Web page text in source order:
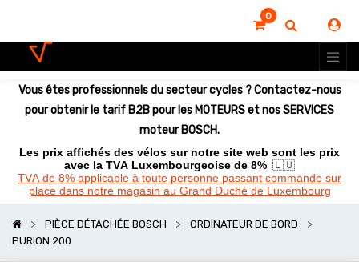
0
Vous êtes professionnels du secteur cycles ? Contactez-nous
pour obtenir le tarif B2B pour les MOTEURS et nos SERVICES
moteur BOSCH.
Les prix affichés des vélos sur notre site web sont les prix
avec la TVA Luxembourgeoise de 8% 🇱🇺
TVA de 8% applicable à toute personne passant commande sur
place dans notre magasin au Grand Duché de Luxembourg
PIÈCE DÉTACHÉE BOSCH
ORDINATEUR DE BORD
PURION 200